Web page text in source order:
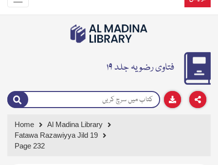
فتاوی رضویہ جلد ۱۹
Home
Al Madina Library
Fatawa Razawiyya Jild 19
Page 232